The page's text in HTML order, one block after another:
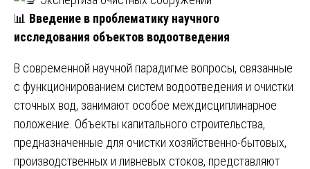
📊 Введение в проблематику научного
исследования объектов водоотведения
В современной научной парадигме вопросы, связанные
с функционированием систем водоотведения и очистки
сточных вод, занимают особое междисциплинарное
положение. Объекты капитального строительства,
предназначенные для очистки хозяйственно-бытовых,
производственных и ливневых стоков, представляют